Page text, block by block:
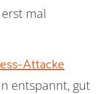
mal
Attacke
entspannt, gut